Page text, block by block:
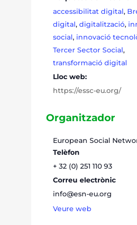
accessibilitat digital,
digital, digitalització,
social, innovació
Tercer Sector Social,
transformació digital
Lloc web:
https://essc-eu.org/
Organitzador
European Social
Telèfon
+ 32 (0) 251 110 93
Correu electrònic
info@esn-eu.org
Veure web